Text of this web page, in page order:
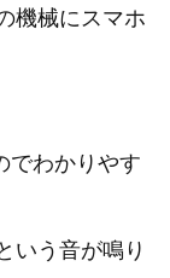
機械にスマホ
でわかりやす
いう音が鳴り